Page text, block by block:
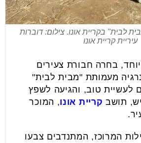
לבית" בקריית אונו. צילום: דוברות
עיריית קריית אונו
בחרה חבורת צעירים
מעמותת "מבית לבית"
לעשיית טוב, והגיעה לשפץ
תושב קריית אונו, המוכר
המרוכז, המתנדבים צבעו